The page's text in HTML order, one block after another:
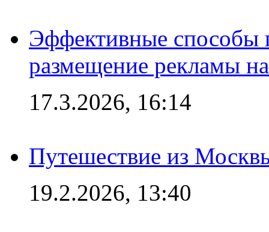
Эффективные способы
размещение рекламы
17.3.2026, 16:14
Путешествие из
19.2.2026, 13:40